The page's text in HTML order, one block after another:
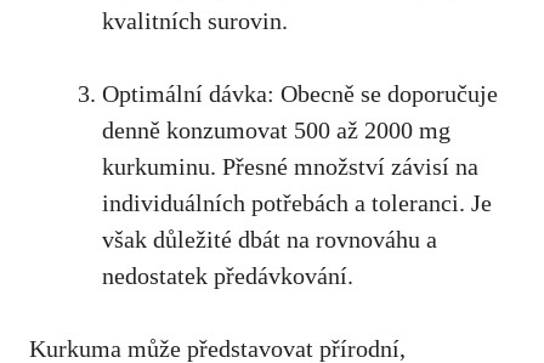
kvalitních surovin.
Optimální dávka: Obecně se doporučuje
‍denně konzumovat 500 ⁤až 2000 mg
kurkuminu. Přesné ‍množství závisí ​na
individuálních potřebách a toleranci. Je
však důležité dbát na rovnováhu a
⁣nedostatek předávkování.
Kurkuma může představovat přírodní,